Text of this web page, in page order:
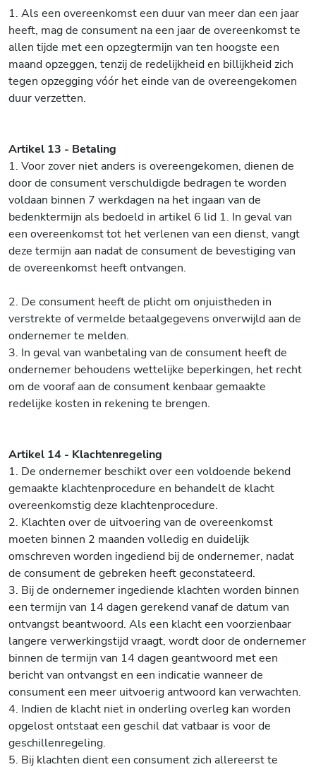
1. Als een overeenkomst een duur van meer dan een jaar
heeft, mag de consument na een jaar de overeenkomst te
allen tijde met een opzegtermijn van ten hoogste een
maand opzeggen, tenzij de redelijkheid en billijkheid zich
tegen opzegging vóór het einde van de overeengekomen
duur verzetten.
Artikel 13 - Betaling
1. Voor zover niet anders is overeengekomen, dienen de
door de consument verschuldigde bedragen te worden
voldaan binnen 7 werkdagen na het ingaan van de
bedenktermijn als bedoeld in artikel 6 lid 1. In geval van
een overeenkomst tot het verlenen van een dienst, vangt
deze termijn aan nadat de consument de bevestiging van
de overeenkomst heeft ontvangen.
2. De consument heeft de plicht om onjuistheden in
verstrekte of vermelde betaalgegevens onverwijld aan de
ondernemer te melden.
3. In geval van wanbetaling van de consument heeft de
ondernemer behoudens wettelijke beperkingen, het recht
om de vooraf aan de consument kenbaar gemaakte
redelijke kosten in rekening te brengen.
Artikel 14 - Klachtenregeling
1. De ondernemer beschikt over een voldoende bekend
gemaakte klachtenprocedure en behandelt de klacht
overeenkomstig deze klachtenprocedure.
2. Klachten over de uitvoering van de overeenkomst
moeten binnen 2 maanden volledig en duidelijk
omschreven worden ingediend bij de ondernemer, nadat
de consument de gebreken heeft geconstateerd.
3. Bij de ondernemer ingediende klachten worden binnen
een termijn van 14 dagen gerekend vanaf de datum van
ontvangst beantwoord. Als een klacht een voorzienbaar
langere verwerkingstijd vraagt, wordt door de ondernemer
binnen de termijn van 14 dagen geantwoord met een
bericht van ontvangst en een indicatie wanneer de
consument een meer uitvoerig antwoord kan verwachten.
4. Indien de klacht niet in onderling overleg kan worden
opgelost ontstaat een geschil dat vatbaar is voor de
geschillenregeling.
5. Bij klachten dient een consument zich allereerst te